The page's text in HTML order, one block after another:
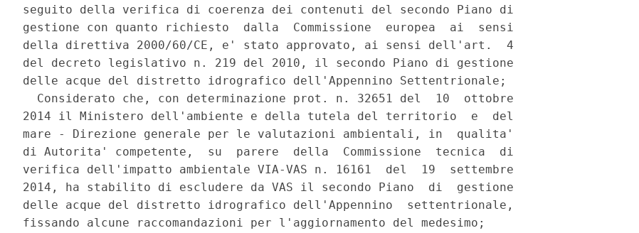
seguito della verifica di coerenza dei contenuti del secondo Piano di
gestione con quanto richiesto  dalla  Commissione  europea  ai  sensi
della direttiva 2000/60/CE, e' stato approvato, ai sensi dell'art.  4
del decreto legislativo n. 219 del 2010, il secondo Piano di gestione
delle acque del distretto idrografico dell'Appennino Settentrionale;
  Considerato che, con determinazione prot. n. 32651 del  10  ottobre
2014 il Ministero dell'ambiente e della tutela del territorio  e  del
mare - Direzione generale per le valutazioni ambientali, in  qualita'
di Autorita' competente,  su  parere  della  Commissione  tecnica  di
verifica dell'impatto ambientale VIA-VAS n. 16161  del  19  settembre
2014, ha stabilito di escludere da VAS il secondo Piano  di  gestione
delle acque del distretto idrografico dell'Appennino  settentrionale,
fissando alcune raccomandazioni per l'aggiornamento del medesimo;